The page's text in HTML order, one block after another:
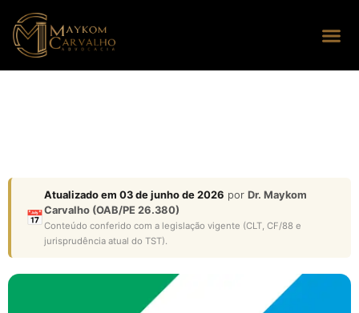
📅
Atualizado em 03 de junho de 2026 por Dr. Maykom
Carvalho (OAB/PE 26.380)
Conteúdo conferido com a legislação vigente (CLT, CF/88 e
jurisprudência atual do TST).